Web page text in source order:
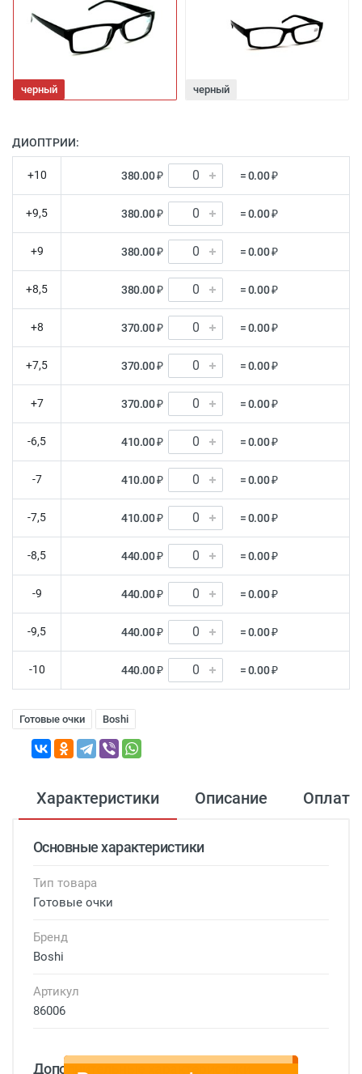
черный черный
ДИОПТРИИ:
+10 380.00 ₽ = 0.00 ₽
+9,5 380.00 ₽ = 0.00 ₽
+9 380.00 ₽ = 0.00 ₽
+8,5 380.00 ₽ = 0.00 ₽
+8 370.00 ₽ = 0.00 ₽
+7,5 370.00 ₽ = 0.00 ₽
+7 370.00 ₽ = 0.00 ₽
-6,5 410.00 ₽ = 0.00 ₽
-7 410.00 ₽ = 0.00 ₽
-7,5 410.00 ₽ = 0.00 ₽
-8,5 440.00 ₽ = 0.00 ₽
-9 440.00 ₽ = 0.00 ₽
-9,5 440.00 ₽ = 0.00 ₽
-10 440.00 ₽ = 0.00 ₽
Готовые очки Boshi
Характеристики Описание Оплата
Основные характеристики
Тип товара
Готовые очки
Бренд
Boshi
Артикул
86006
Дополнительные характеристики